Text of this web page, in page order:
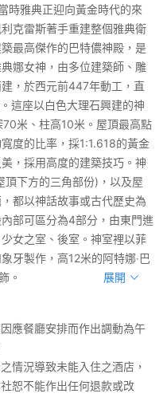
時雅典正迎向黃金時代的來
克雷斯著手重建整個雅典衛
最高傑作的巴特儂神殿，是
娜女神，由多位建築師、雕
，於西元前447年動工，直
這座以白色大理石興建的神
米、柱高10米。屋頂最高點
度的比率，採1:1.618的黃金
，採用高度的建築技巧。神
頂下方的三角部份)，以及屋
都以神話故事或古代歷史為
部可區分為4部分，由東門進
女之室、後室。神室裡以菲
牙製作，高12米的阿特娜‧巴
。
展開
應餐廳安排而作出調動為午
情況導致未能入住之酒店，
恕不能作出任何退款或改